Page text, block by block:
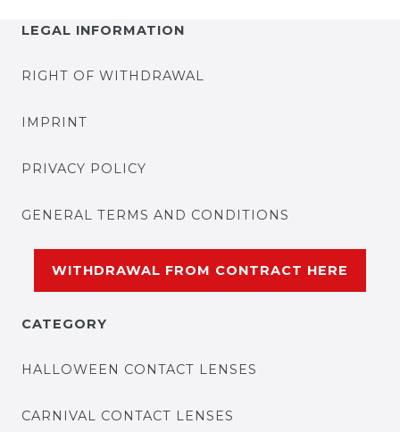
LEGAL INFORMATION
RIGHT OF WITHDRAWAL
IMPRINT
PRIVACY POLICY
GENERAL TERMS AND CONDITIONS
WITHDRAWAL FROM CONTRACT HERE
CATEGORY
HALLOWEEN CONTACT LENSES
CARNIVAL CONTACT LENSES